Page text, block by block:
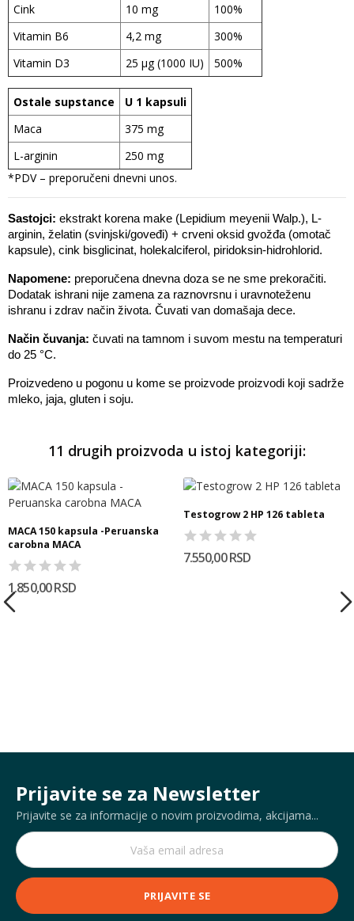
Cink
10 mg
100%
Vitamin B6
4,2 mg
300%
Vitamin D3
25 µg (1000 IU) 500%
Ostale supstance
U 1 kapsuli
Maca
375 mg
L-arginin
250 mg
*PDV – preporučeni dnevni unos.
Sastojci: ekstrakt korena make (Lepidium meyenii Walp.), L-
arginin, želatin (svinjski/goveđi) + crveni oksid gvožđa (omotač
kapsule), cink bisglicinat, holekalciferol, piridoksin-hidrohlorid.
Napomene: preporučena dnevna doza se ne sme prekoračiti.
Dodatak ishrani nije zamena za raznovrsnu i uravnoteženu
ishranu i zdrav način života. Čuvati van domašaja dece.
Način čuvanja: čuvati na tamnom i suvom mestu na temperaturi
do 25 °C.
Proizvedeno u pogonu u kome se proizvode proizvodi koji sadrže
mleko, jaja, gluten i soju.
11 drugih proizvoda u istoj kategoriji:
MACA 150 kapsula -Peruanska
carobna MACA
1.850,00 RSD
Testogrow 2 HP 126 tableta
7.550,00 RSD
Prijavite se za Newsletter
Prijavite se za informacije o novim proizvodima, akcijama...
PRIJAVITE SE